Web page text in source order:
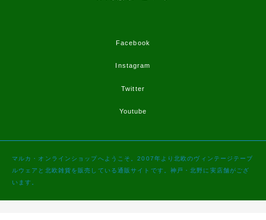
Facebook
Instagram
Twitter
Youtube
マルカ・オンラインショップへようこそ。2007年より北欧のヴィンテージテーブ
ルウェアと北欧雑貨を販売している通販サイトです。神戸・北野に実店舗がござ
います。